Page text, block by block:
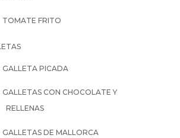
TOMATE FRITO
GALLETA PICADA
GALLETAS CON CHOCOLATE Y
RELLENAS
GALLETAS DE MALLORCA